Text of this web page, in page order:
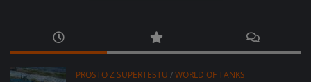
PROSTO Z SUPERTESTU /WORLD OF TANKS